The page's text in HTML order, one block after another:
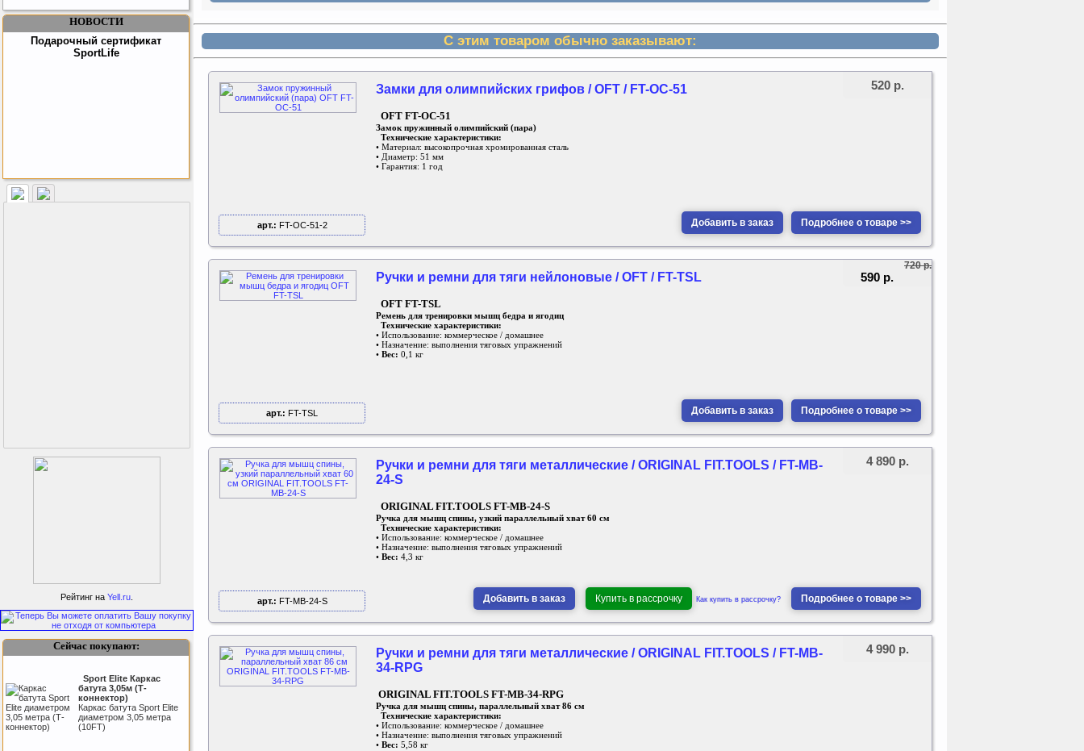
С этим товаром обычно заказывают:
Замки для олимпийских грифов / OFT / FT-OC-51
OFT FT-OC-51
Замок пружинный олимпийский (пара)
Технические характеристики:
• Материал: высокопрочная хромированная сталь
• Диаметр: 51 мм
• Гарантия: 1 год
арт.: FT-OC-51-2 Добавить в заказ Подробнее о товаре >>
520 р.
Ручки и ремни для тяги нейлоновые / OFT / FT-TSL
OFT FT-TSL
Ремень для тренировки мышц бедра и ягодиц
Технические характеристики:
• Использование: коммерческое / домашнее
• Назначение: выполнения тяговых упражнений
• Вес: 0,1 кг
арт.: FT-TSL Добавить в заказ Подробнее о товаре >>
720 р.
590 р.
Ручки и ремни для тяги металлические / ORIGINAL FIT.TOOLS / FT-MB-
24-S
ORIGINAL FIT.TOOLS FT-MB-24-S
Ручка для мышц спины, узкий параллельный хват 60 см
Технические характеристики:
• Использование: коммерческое / домашнее
• Назначение: выполнения тяговых упражнений
• Вес: 4,3 кг
арт.: FT-MB-24-S Добавить в заказ Купить в рассрочку Как купить в рассрочку? Подробнее о товаре >>
4 890 р.
Ручки и ремни для тяги металлические / ORIGINAL FIT.TOOLS / FT-MB-
34-RPG
ORIGINAL FIT.TOOLS FT-MB-34-RPG
Ручка для мышц спины, параллельный хват 86 см
Технические характеристики:
• Использование: коммерческое / домашнее
• Назначение: выполнения тяговых упражнений
• Вес: 5,58 кг
4 990 р.
НОВОСТИ
Подарочный сертификат
SportLife
Как заставить женщину
заниматся спортом?
Рейтинг на Yell.ru
Сейчас покупают:
каркаса для батута
Activity 10
Дуга каркаса для батута
Perfetto Sport Activity 10’
(305 см)
Sport Elite Каркас
батута 3,05м (Т-
коннектор)
Каркас батута Sport Elite
диаметром 3,05 метра
(10FT)